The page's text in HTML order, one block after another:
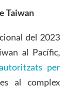
Taiwan
del 2023
al Pacífic,
per
al complex